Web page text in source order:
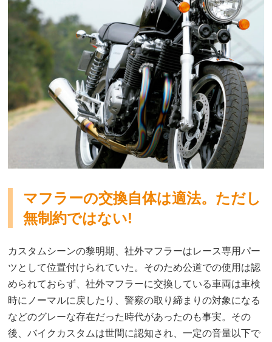
マフラーの交換自体は適法。ただし
無制約ではない!
カスタムシーンの黎明期、社外マフラーはレース専用パー
ツとして位置付けられていた。そのため公道での使用は認
められておらず、社外マフラーに交換している車両は車検
時にノーマルに戻したり、警察の取り締まりの対象になる
などのグレーな存在だった時代があったのも事実。その
後、バイクカスタムは世間に認知され、一定の音量以下で